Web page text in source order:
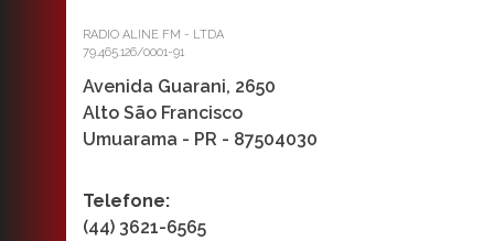
RADIO ALINE FM - LTDA
79.465.126/0001-91
Avenida Guarani, 2650
Alto São Francisco
Umuarama - PR - 87504030
Telefone:
(44) 3621-6565